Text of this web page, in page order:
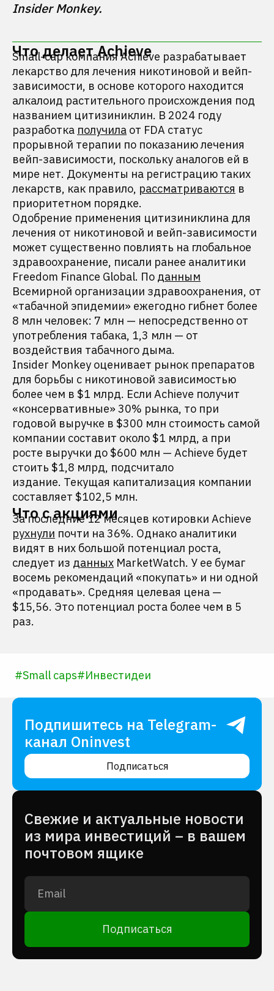
Что делает Achieve
Small-cap компания Achieve разрабатывает
лекарство для лечения никотиновой и вейп-
зависимости, в основе которого находится
алкалоид растительного происхождения под
названием цитизиниклин. В 2024 году
разработка получила от FDA статус
прорывной терапии по показанию лечения
вейп-зависимости, поскольку аналогов ей в
мире нет. Документы на регистрацию таких
лекарств, как правило, рассматриваются в
приоритетном порядке.
Одобрение применения цитизиниклина для
лечения от никотиновой и вейп-зависимости
может существенно повлиять на глобальное
здравоохранение, писали ранее аналитики
Freedom Finance Global. По данным
Всемирной организации здравоохранения, от
«табачной эпидемии» ежегодно гибнет более
8 млн человек: 7 млн — непосредственно от
употребления табака, 1,3 млн — от
воздействия табачного дыма.
Insider Monkey оценивает рынок препаратов
для борьбы с никотиновой зависимостью
более чем в $1 млрд. Если Achieve получит
«консервативные» 30% рынка, то при
годовой выручке в $300 млн стоимость самой
компании составит около $1 млрд, а при
росте выручки до $600 млн — Achieve будет
стоить $1,8 млрд, подсчитало
издание. Текущая капитализация компании
составляет $102,5 млн.
Что с акциями
За последние 12 месяцев котировки Achieve
рухнули почти на 36%. Однако аналитики
видят в них большой потенциал роста,
следует из данных MarketWatch. У ее бумаг
восемь рекомендаций «покупать» и ни одной
«продавать». Средняя целевая цена —
$15,56. Это потенциал роста более чем в 5
раз.
#Small caps#Инвестидеи
Подпишитесь на Telegram-
канал Oninvest
Подписаться
Cвежие и актуальные новости
из мира инвестиций – в вашем
почтовом ящике
Подписаться